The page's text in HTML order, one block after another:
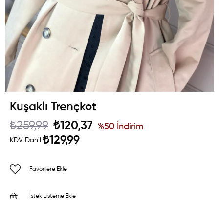
Kuşaklı Trençkot
₺259,99 ₺120,37
KDV Dahil ₺129,99
%50 İndirim
Favorilere Ekle
İstek Listeme Ekle